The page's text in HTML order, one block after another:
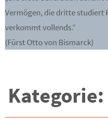
Vermögen, die dritte studiert
verkommt vollends.“
(Fürst Otto von Bismarck)
Kategorie: